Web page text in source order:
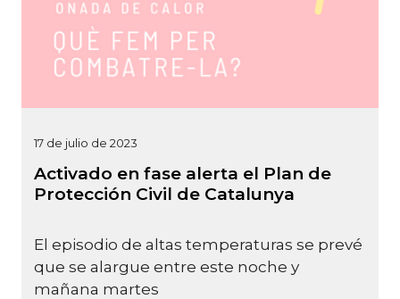
17 de julio de 2023
Activado en fase alerta el Plan de
Protección Civil de Catalunya
El episodio de altas temperaturas se prevé
que se alargue entre este noche y
mañana martes